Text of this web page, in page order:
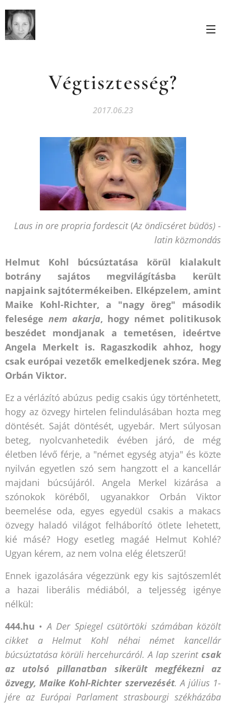
Végtisztesség?
2017.06.23
Laus in ore propria fordescit(Az öndicséret büdös) -
latin közmondás
Helmut Kohl búcsúztatása körül kialakult
botrány sajátos megvilágításba került
napjaink sajtótermékeiben. Elképzelem, amint
Maike Kohl-Richter, a "nagy öreg" második
felesége nem akarja, hogy német politikusok
beszédet mondjanak a temetésen, ideértve
Angela Merkelt is. Ragaszkodik ahhoz, hogy
csak európai vezetők emelkedjenek szóra. Meg
Orbán Viktor.
Ez a vérlázító abúzus pedig csakis úgy történhetett,
hogy az özvegy hirtelen felindulásában hozta meg
döntését. Saját döntését, ugyebár. Mert súlyosan
beteg, nyolcvanhetedik évében járó, de még
életben lévő férje, a "német egység atyja" és közte
nyilván egyetlen szó sem hangzott el a kancellár
majdani búcsújáról. Angela Merkel kizárása a
szónokok köréből, ugyanakkor Orbán Viktor
beemelése oda, egyes egyedül csakis a makacs
özvegy haladó világot felháborító ötlete lehetett,
kié másé? Hogy esetleg magáé Helmut Kohlé?
Ugyan kérem, az nem volna elég életszerű!
Ennek igazolására végezzünk egy kis sajtószemlét
a hazai liberális médiából, a teljesség igénye
nélkül:
444.hu •A Der Spiegel csütörtöki számában közölt
cikket
a Helmut Kohl néhai német kancellár
búcsúztatása körüli hercehurcáról. A lap szerint csak
az utolsó pillanatban sikerült megfékezni az
özvegy, Maike Kohl-Richter szervezését. A július 1-
jére az Európai Parlament strasbourgi székházába